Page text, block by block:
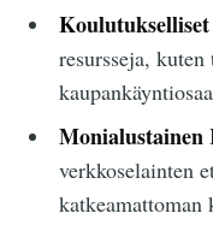
resursseja,
Monialustainen
verkkoselainten
katkeamattoman